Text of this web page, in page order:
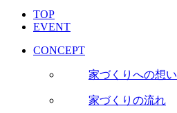
TOP
EVENT
CONCEPT
家づくりへの想い
家づくりの流れ